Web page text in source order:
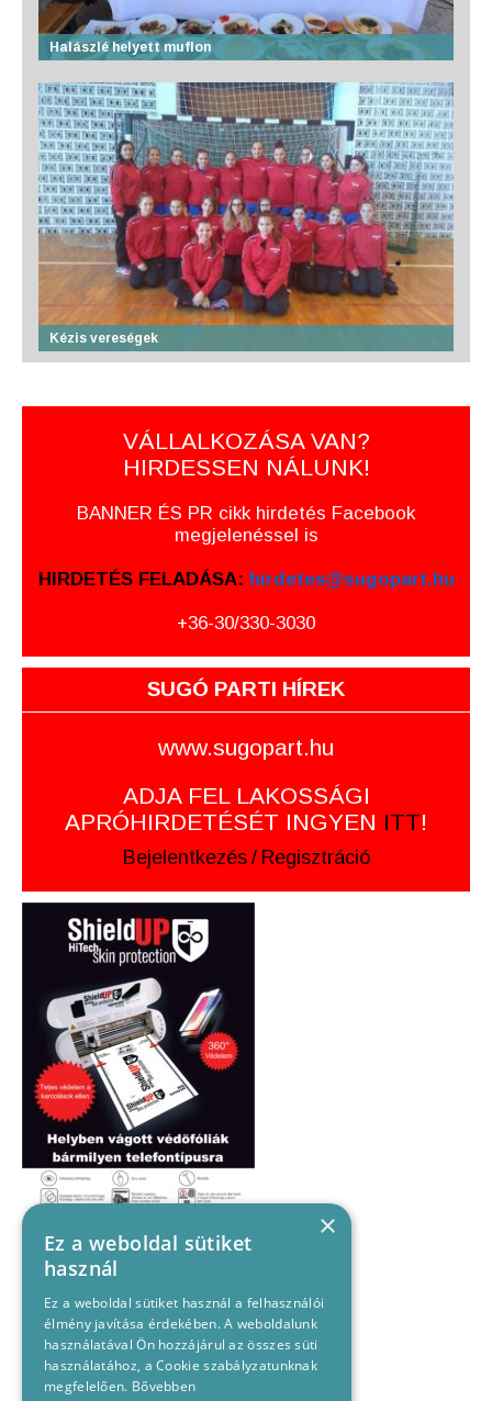
Halászlé helyett muflon
Kézis vereségek
VÁLLALKOZÁSA VAN?
HIRDESSEN NÁLUNK!
BANNER ÉS PR cikk hirdetés Facebook
megjelenéssel is
HIRDETÉS FELADÁSA: hirdetes@sugopart.hu
+36-30/330-3030
SUGÓ PARTI HÍREK
www.sugopart.hu
ADJA FEL LAKOSSÁGI
APRÓHIRDETÉSÉT INGYEN ITT!
Bejelentkezés / Regisztráció
×
Ez a weboldal sütiket
használ
Ez a weboldal sütiket használ a felhasználói
élmény javítása érdekében. A weboldalunk
használatával Ön hozzájárul az összes süti
használatához, a Cookie szabályzatunknak
megfelelően. Bővebben